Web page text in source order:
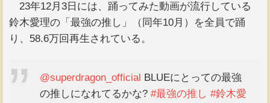
23年12月3日には、踊ってみた動画が流行している
鈴木愛理の「最強の推し」（同年10月）を全員で踊
り、58.6万回再生されている。
@superdragon_official BLUEにとっての最強
の推しになれてるかな? #最強の推し #鈴木愛